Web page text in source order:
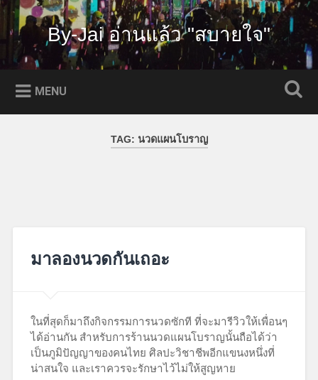
Skip
content
Search By-Jai อ่านแล้ว "สบายใจ"
MENU
TAG: นวดแผนโบราญ
มาลองนวดกันเถอะ
ในที่สุดก็มาถึงกิจกรรมการนวดซักที ที่จะมารีวิวให้เพื่อนๆ
ได้อ่านกัน สำหรับการร้านนวดแผนโบราญนั้นถือได้ว่า
เป็นภูมิปัญญาของคนไทย ศิลปะวิชาชีพอีกแขนงหนึ่งที่
น่าสนใจ และเราควรจะรักษาไว้ไม่ให้สูญหาย